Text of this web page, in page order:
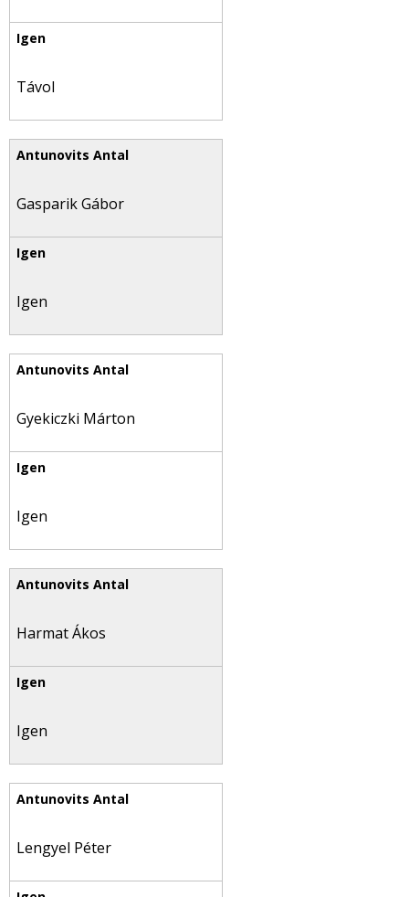
Távol
Gasparik Gábor
Igen
Gyekiczki Márton
Igen
Harmat Ákos
Igen
Lengyel Péter